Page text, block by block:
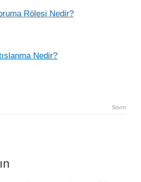
Rölesi Nedir?
Nedir?
Sovrn